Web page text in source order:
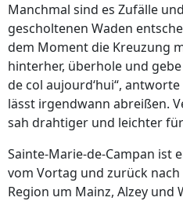
Manchmal sind es Zufälle
gescholtenen Waden
dem Moment die Kreuzung
hinterher, überhole und
de col aujourd‘hui“,
lässt irgendwann abreißen.
sah drahtiger und leichter
Sainte-Marie-de-Campan ist
vom Vortag und zurück
Region um Mainz, Alzey